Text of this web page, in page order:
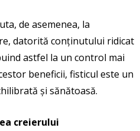
de asemenea, la
datorită conținutului ridicat
astfel la un control mai
beneficii, fisticul este un
și sănătoasă.
creierului